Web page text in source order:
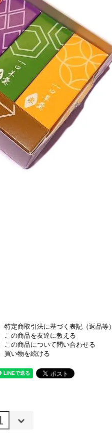
特定商取引法に基づく表記（返品等）
この商品を友達に教える
この商品について問い合わせる
買い物を続ける